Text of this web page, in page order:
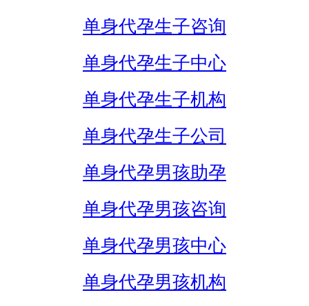
单身代孕生子咨询
单身代孕生子中心
单身代孕生子机构
单身代孕生子公司
单身代孕男孩助孕
单身代孕男孩咨询
单身代孕男孩中心
单身代孕男孩机构